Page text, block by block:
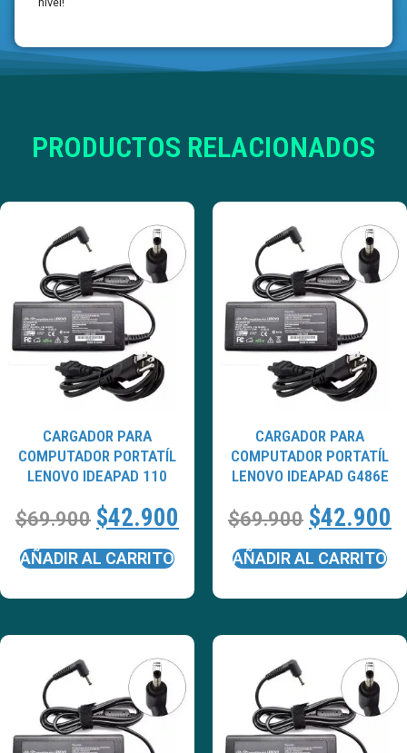
PRODUCTOS RELACIONADOS
CARGADOR PARA
COMPUTADOR PORTATÍL
LENOVO IDEAPAD 110
$69.900 $42.900
AÑADIR AL CARRITO
CARGADOR PARA
COMPUTADOR PORTATÍL
LENOVO IDEAPAD G486E
$69.900 $42.900
AÑADIR AL CARRITO